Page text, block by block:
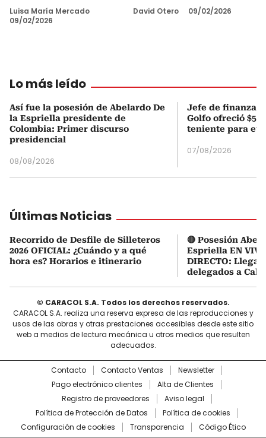
Luisa María Mercado
09/02/2026
David Otero 09/02/2026
Lo más leído
Así fue la posesión de Abelardo De
la Espriella presidente de
Colombia: Primer discurso
presidencial
08/08/2026
Jefe de finanzas
Golfo ofreció
teniente para
07/08/2026
Últimas Noticias
Recorrido de Desfile de Silleteros
2026 OFICIAL: ¿Cuándo y a qué
hora es? Horarios e itinerario
🔴 Posesión
Espriella EN
DIRECTO:
delegados a Cali
© CARACOL S.A. Todos los derechos reservados.
CARACOL S.A. realiza una reserva expresa de las reproducciones y
usos de las obras y otras prestaciones accesibles desde este sitio
web a medios de lectura mecánica u otros medios que resulten
adecuados.
Contacto Contacto Ventas
Newsletter
Pago electrónico clientes
Alta de Clientes
Registro de proveedores
Aviso legal
Política de Protección de Datos
Política de cookies
Configuración de cookies
Transparencia Código Ético